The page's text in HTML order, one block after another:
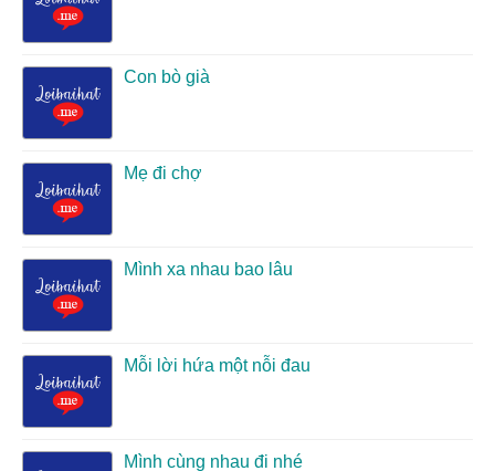
Con bò già
Mẹ đi chợ
Mình xa nhau bao lâu
Mỗi lời hứa một nỗi đau
Mình cùng nhau đi nhé